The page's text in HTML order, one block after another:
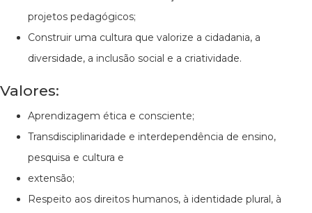
projetos pedagógicos;
Construir uma cultura que valorize a cidadania, a
diversidade, a inclusão social e a criatividade.
Valores:
Aprendizagem ética e consciente;
Transdisciplinaridade e interdependência de ensino,
pesquisa e cultura e
extensão;
Respeito aos direitos humanos, à identidade plural, à